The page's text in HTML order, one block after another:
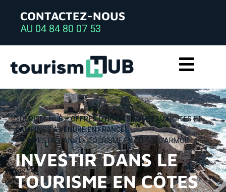
CONTACTEZ-NOUS
AU 04 84 80 07 53
INVESTIR DANS LE
TOURISME EN CÔTES
TOURISM-HUB – OFFRES D’HÔTELS, CHÂTEAUX, GÎTES ET
CAMPINGS À VENDRE EN FRANCE
INVESTIR DANS LE TOURISME EN CÔTES D’ARMOR